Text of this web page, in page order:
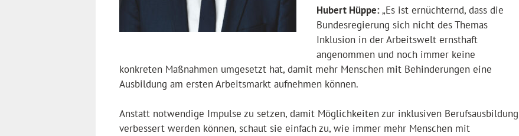
Hubert Hüppe:„Es ist ernüchternd, dass die
Bundesregierung sich nicht des Themas
Inklusion in der Arbeitswelt ernsthaft
angenommen und noch immer keine
konkreten Maßnahmen umgesetzt hat, damit mehr Menschen mit Behinderungen eine
Ausbildung am ersten Arbeitsmarkt aufnehmen können.
Anstatt notwendige Impulse zu setzen, damit Möglichkeiten zur inklusiven Berufsausbildung
verbessert werden können, schaut sie einfach zu, wie immer mehr Menschen mit